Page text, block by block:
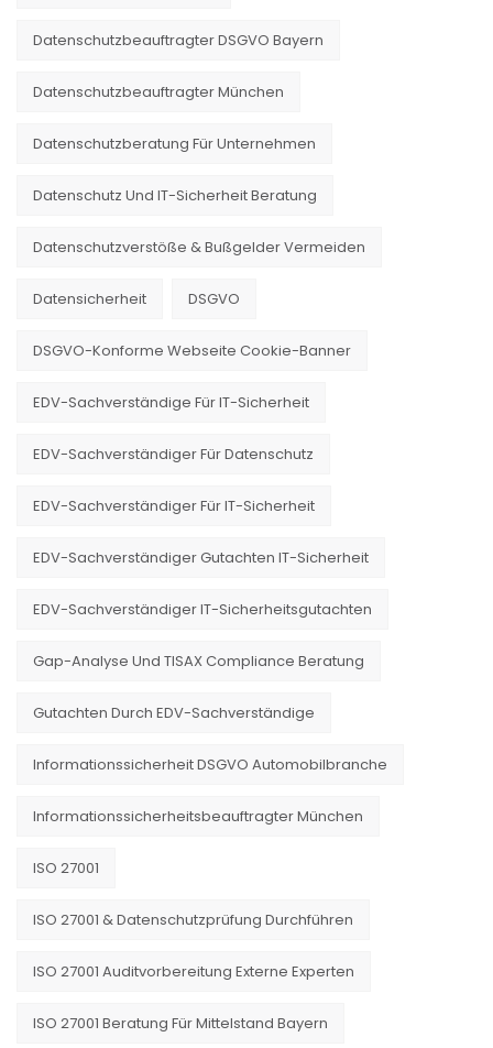
Datenschutzbeauftragter DSGVO Bayern
Datenschutzbeauftragter München
Datenschutzberatung Für Unternehmen
Datenschutz Und IT-Sicherheit Beratung
Datenschutzverstöße & Bußgelder Vermeiden
Datensicherheit DSGVO
DSGVO-Konforme Webseite Cookie-Banner
EDV-Sachverständige Für IT-Sicherheit
EDV-Sachverständiger Für Datenschutz
EDV-Sachverständiger Für IT-Sicherheit
EDV-Sachverständiger Gutachten IT-Sicherheit
EDV-Sachverständiger IT-Sicherheitsgutachten
Gap-Analyse Und TISAX Compliance Beratung
Gutachten Durch EDV-Sachverständige
Informationssicherheit DSGVO Automobilbranche
Informationssicherheitsbeauftragter München
ISO 27001
ISO 27001 & Datenschutzprüfung Durchführen
ISO 27001 Auditvorbereitung Externe Experten
ISO 27001 Beratung Für Mittelstand Bayern